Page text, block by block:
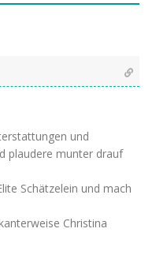
und
plaudere munter drauf
Schätzelein und mach
Christina